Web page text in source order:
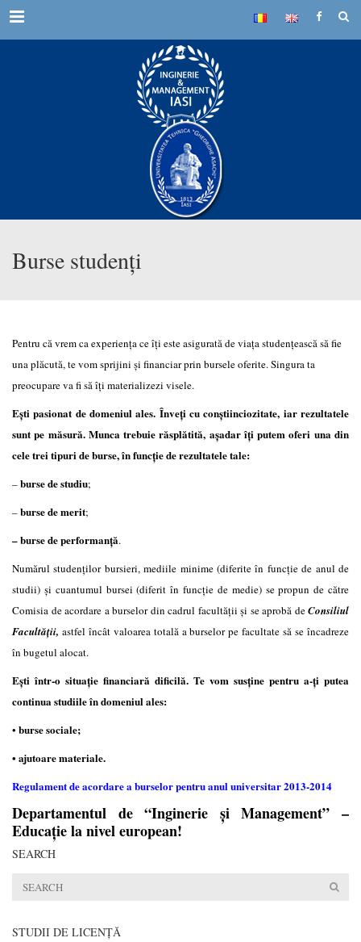
Menu
Burse studenți
Pentru că vrem ca experiența ce îți este asigurată de viața studențească să fie
una plăcută, te vom sprijini și financiar prin bursele oferite. Singura ta
preocupare va fi să îți materializezi visele.
Ești pasionat de domeniul ales. Înveți cu conștiinciozitate, iar rezultatele
sunt pe măsură. Munca trebuie răsplătită, așadar îți putem oferi una din
cele trei tipuri de burse, în funcție de rezultatele tale:
–burse de studiu;
–burse de merit;
– burse de performanţă.
Numărul studenţilor bursieri, mediile minime (diferite în funcţie de anul de
studii) şi cuantumul bursei (diferit în funcţie de medie) se propun de către
Comisia de acordare a burselor din cadrul facultăţii şi se aprobă deConsiliul
Facultăţii, astfel încât valoarea totală a burselor pe facultate să se încadreze
în bugetul alocat.
Ești într-o situație financiară dificilă. Te vom susține pentru a-ți putea
continua studiile în domeniul ales:
• burse sociale;
• ajutoare materiale.
Regulament de acordare a burselor pentru anul universitar 2013-2014
Departamentul de “Inginerie şi Management” –
Educaţie la nivel european!
SEARCH
STUDII DE LICENŢĂ